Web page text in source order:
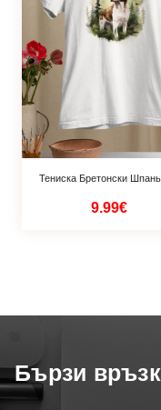
Тениска Бретонски
9.99€
Бързи